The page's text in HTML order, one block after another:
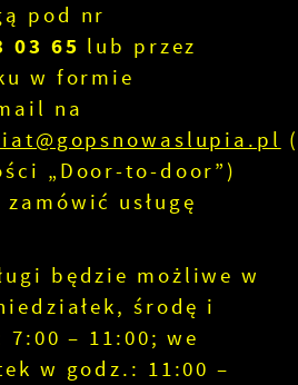
pod nr
03 65 lub przez
w formie
na
„Door-to-door”)
usługę
będzie możliwe w
środę i
– 11:00; we
w godz.: 11:00 –